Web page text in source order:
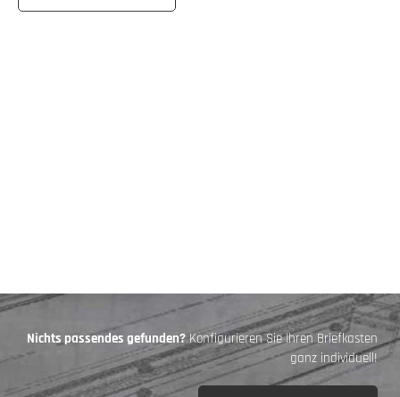
Nichts passendes gefunden?Konfigurieren Sie Ihren Briefkasten
ganz individuell!